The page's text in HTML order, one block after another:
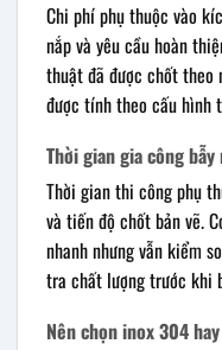
Chi phí phụ thuộc vào
nắp và yêu cầu hoàn
thuật đã được chốt theo
được tính theo cấu hình
Thời gian gia công
Thời gian thi công phụ
và tiến độ chốt bản vẽ.
nhanh nhưng vẫn kiểm
tra chất lượng trước khi
Nên chọn inox 304